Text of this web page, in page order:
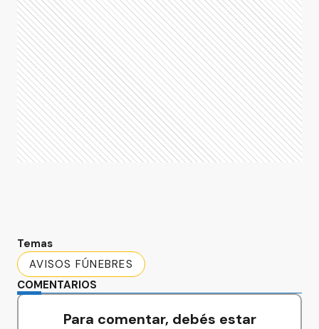
Temas
AVISOS FÚNEBRES
COMENTARIOS
Para comentar, debés estar